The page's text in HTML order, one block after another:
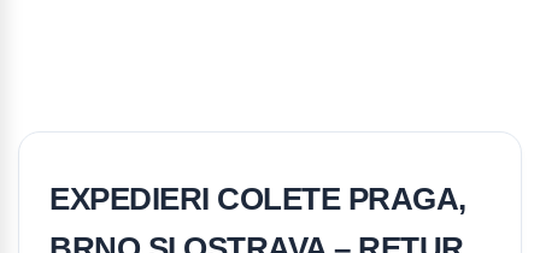
EXPEDIERI COLETE PRAGA,